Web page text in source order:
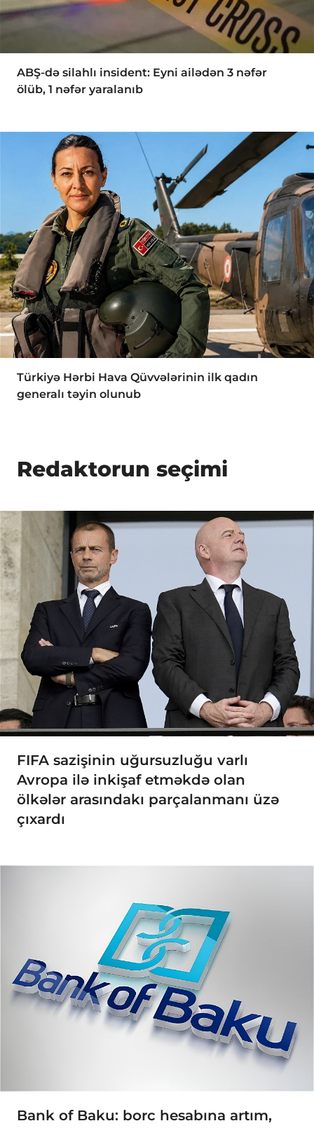
ABŞ-də silahlı insident: Eyni ailədən 3 nəfər
ölüb, 1 nəfər yaralanıb
Türkiyə Hərbi Hava Qüvvələrinin ilk qadın
generalı təyin olunub
Redaktorun seçimi
FIFA sazişinin uğursuzluğu varlı
Avropa ilə inkişaf etməkdə olan
ölkələr arasındakı parçalanmanı üzə
çıxardı
Bank of Baku: borc hesabına artım,